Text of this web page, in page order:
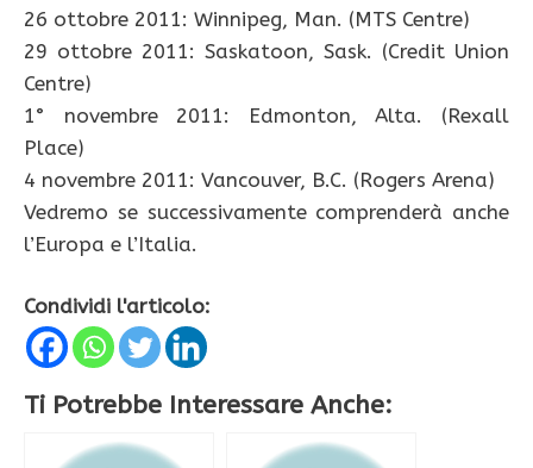
26 ottobre 2011: Winnipeg, Man. (MTS Centre)
29 ottobre 2011: Saskatoon, Sask. (Credit Union
Centre)
1° novembre 2011: Edmonton, Alta. (Rexall
Place)
4 novembre 2011: Vancouver, B.C. (Rogers Arena)
Vedremo se successivamente comprenderà anche
l’Europa e l’Italia.
Condividi l'articolo:
Ti Potrebbe Interessare Anche: